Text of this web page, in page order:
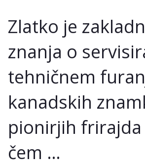
Zlatko je
znanja o
tehničnem
kanadskih
pionirjih frirajda
čem …